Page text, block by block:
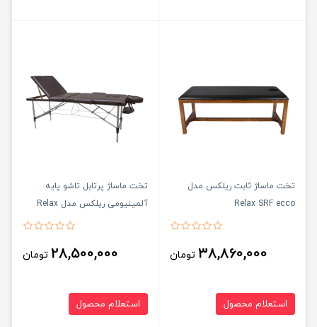
تخت ماساژ ثابت ریلکس مدل
Relax SRF ecco
38,860,000 تومان
استعلام محصول
تخت ماساژ پرتابل تاشو پایه
آلمینیومی ریلکس مدل Relax
28,500,000 تومان
استعلام محصول